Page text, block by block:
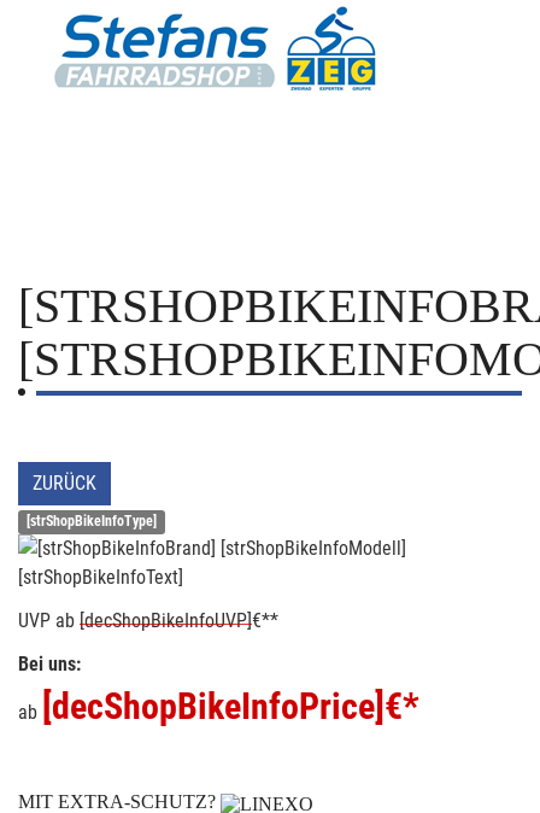
ZURÜCK
[strShopBikeInfoType]
[strShopBikeInfoText]
UVP ab [decShopBikeInfoUVP]€**
Bei uns:
ab [decShopBikeInfoPrice] €*
MIT EXTRA-SCHUTZ?